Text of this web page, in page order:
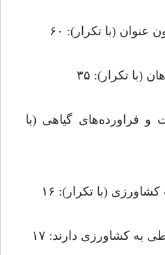
عنوان (با تکرار): ۶۰
(با تکرار): ۳۵
و فراورده‌های گیاهی (با
(با تکرار): ۱۶
به کشاورزی دارند: ۱۷